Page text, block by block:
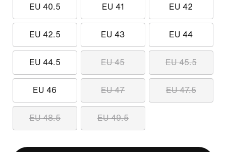
EU 40.5 EU 41 EU 42
EU 42.5 EU 43 EU 44
EU 44.5 EU 45 EU 45.5
EU 46 EU 47 EU 47.5
EU 48.5 EU 49.5